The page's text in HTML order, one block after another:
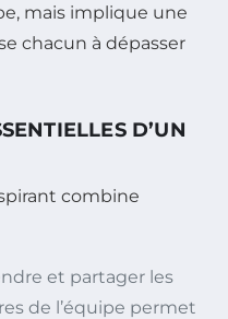
mais implique une
chacun à dépasser
D’UN
combine
et partager les
de l’équipe permet